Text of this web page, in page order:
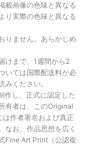
載画像の色味と異なる
り実際の色味と異なる
りません。あらかじめ
けまで、1週間から2
いては国際配送料が必
みください。
作し、正式に認定した
有者は、このOriginal
作者署名および真正
お、作品思想を広く
Fine Art Print（公認複